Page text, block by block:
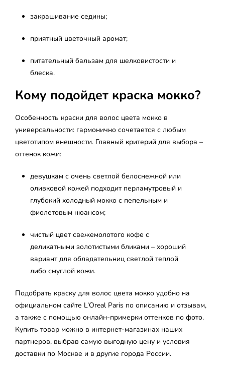
закрашивание седины;
приятный цветочный аромат;
питательный бальзам для шелковистости и
блеска.
Кому подойдет краска мокко?
Особенность краски для волос цвета мокко в
универсальности: гармонично сочетается с любым
цветотипом внешности. Главный критерий для выбора –
оттенок кожи:
девушкам с очень светлой белоснежной или
оливковой кожей подходит перламутровый и
глубокий холодный мокко с пепельным и
фиолетовым нюансом;
чистый цвет свежемолотого кофе с
деликатными золотистыми бликами – хороший
вариант для обладательниц светлой теплой
либо смуглой кожи.
Подобрать краску для волос цвета мокко удобно на
официальном сайте L’Oreal Paris по описанию и отзывам,
а также с помощью онлайн-примерки оттенков по фото.
Купить товар можно в интернет-магазинах наших
партнеров, выбрав самую выгодную цену и условия
доставки по Москве и в другие города России.